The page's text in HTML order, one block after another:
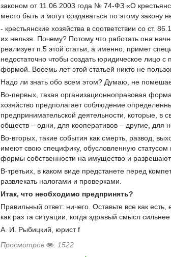
законом от 11.06.2003 года № 74-ФЗ «О
место быть и могут создаваться по этому закону
- крестьянские хозяйства в соответствии со ст.
их нельзя. Почему? Потому что работать она
реализует п.5 этой статьи, а именно, примет
недостаточно чтобы создать юридическое лицо
формой. Восемь лет этой статьей никто не
Надо ли знать обо всем этом? Думаю, не
Во-первых, такая организационноправовая
хозяйство предполагает соблюдение
предпринимательской деятельности, которые, в
обществ – одни, для кооперативов – другие, для
Во-вторых, такие события как смерть, развод,
имеют свою специфику, обусловленную статусом
формы собственности на имущество и
В-третьих, в каком виде предстанете перед
развлекать налогами и проверками.
Итак, что необходимо предпринять?
Правильный ответ: ничего. Оставьте все как
как раз та ситуации, когда здравый смысл
А. И. Рыбицкий, юрист f
Просмотров
: 1522